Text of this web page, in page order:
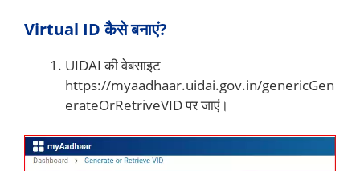
Virtual ID कैसे बनाएं?
UIDAI की वेबसाइट
https://myaadhaar.uidai.gov.in/genericGen
erateOrRetriveVID पर जाएं।